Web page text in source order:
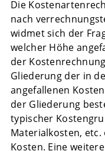
Die
nach
widmet sich der
welcher Höhe
der
Gliederung der in
angefallenen
der Gliederung
typischer
Materialkosten,
Kosten. Eine